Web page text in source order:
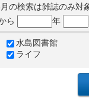
の検索は雑誌のみ対
ら 年
水島図書館
ライフ